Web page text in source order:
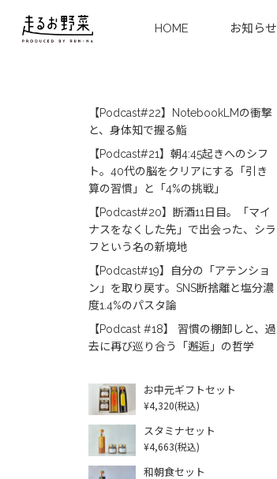
HOME お知らせ
【Podcast#22】NotebookLMの衝撃
と、身体知で握る鮨
【Podcast#21】朝4:45起きへのシフ
ト。40代の脳をクリアにする「引き
算の習慣」と「4%の挑戦」
【Podcast#20】断酒11日目。「マイ
ナスをなくした先」で出会った、シラ
フという名の新境地
【Podcast#19】自分の「アテンショ
ン」を取り戻す。SNS断捨離と塩分濃
度1.4%のパスタ論
【Podcast #18】 習慣の棚卸しと、過
去に再び巡り合う「邂逅」の哲学
お中元ギフトセット
¥4,320(税込)
スタミナセット
¥4,663(税込)
和朝食セット